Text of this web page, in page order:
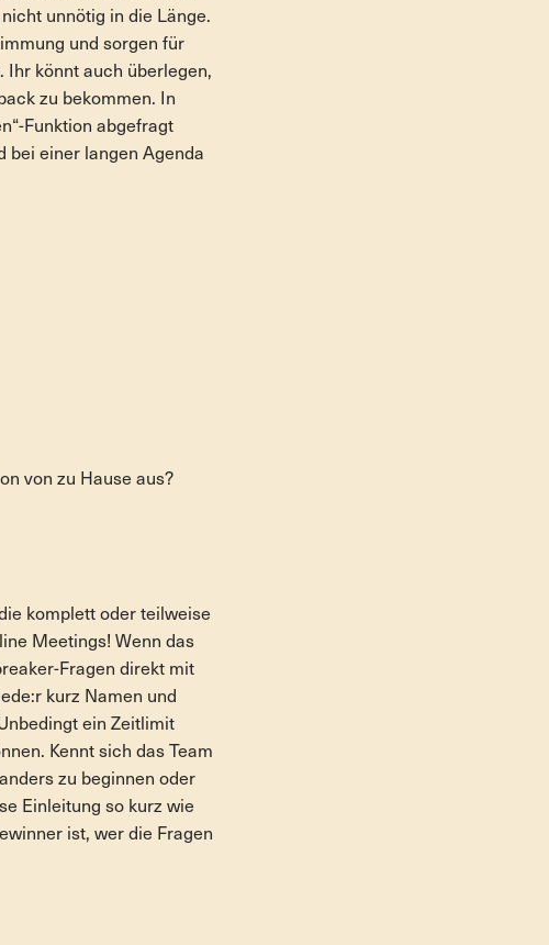
unnötig in die Länge.
und sorgen für
Ihr könnt auch überlegen,
zu bekommen. In
Funktion abgefragt
bei einer langen Agenda
von zu Hause aus?
komplett oder teilweise
Meetings! Wenn das
Fragen direkt mit
kurz Namen und
ein Zeitlimit
Kennt sich das Team
zu beginnen oder
Einleitung so kurz wie
ist, wer die Fragen